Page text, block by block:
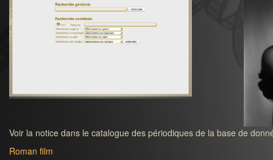
Voir la notice dans le catalogue des périodiques de la base de
Roman film